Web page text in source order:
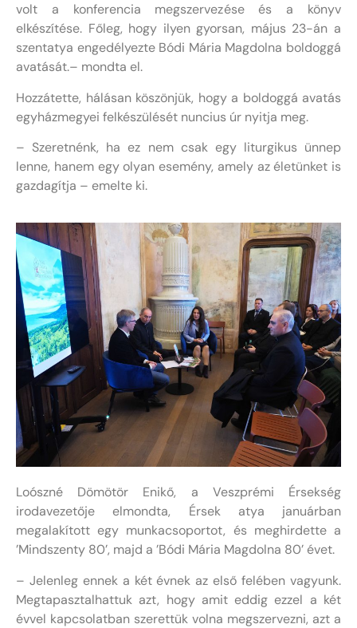
volt a konferencia megszervezése és a könyv
elkészítése. Főleg, hogy ilyen gyorsan, május 23-án a
szentatya engedélyezte Bódi Mária Magdolna boldoggá
avatását.– mondta el.
Hozzátette, hálásan köszönjük, hogy a boldoggá avatás
egyházmegyei felkészülését nuncius úr nyitja meg.
– Szeretnénk, ha ez nem csak egy liturgikus ünnep
lenne, hanem egy olyan esemény, amely az életünket is
gazdagítja – emelte ki.
Loószné Dömötör Enikő, a Veszprémi Érsekség
irodavezetője elmondta, Érsek atya januárban
megalakított egy munkacsoportot, és meghirdette a
’Mindszenty 80’, majd a ’Bódi Mária Magdolna 80’ évet.
– Jelenleg ennek a két évnek az első felében vagyunk.
Megtapasztalhattuk azt, hogy amit eddig ezzel a két
évvel kapcsolatban szerettük volna megszervezni, azt a